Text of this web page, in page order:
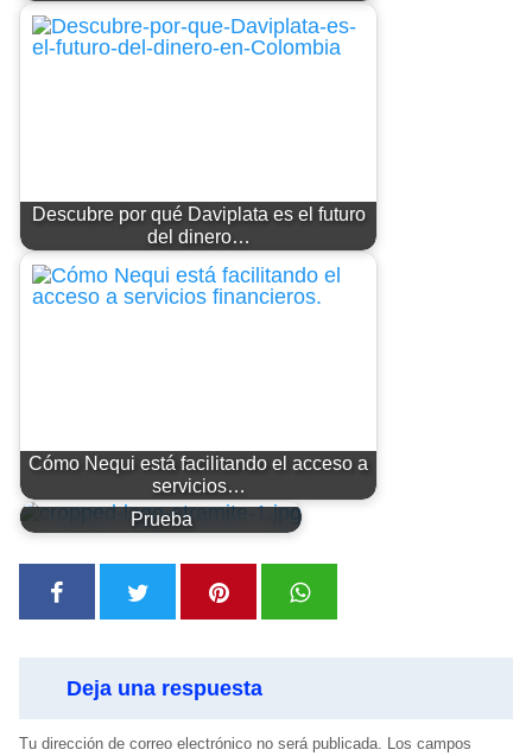
Descubre por qué Daviplata es el futuro
del dinero…
Cómo Nequi está facilitando el acceso a
servicios…
Prueba
Deja una respuesta
Tu dirección de correo electrónico no será publicada. Los campos